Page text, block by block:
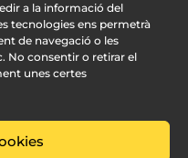
a la informació del
tecnologies ens permetrà
de navegació o les
No consentir o retirar el
unes certes
Innobing